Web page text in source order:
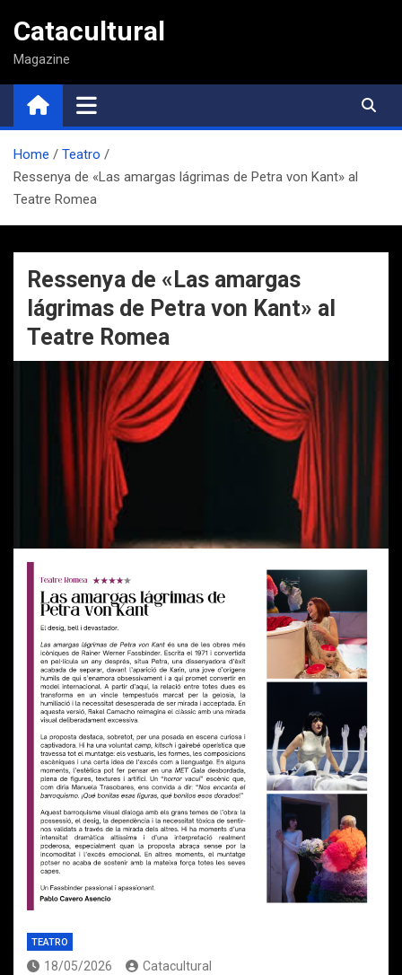
contenido
Catacultural
Magazine
Home
Teatro
Ressenya de «Las amargas lágrimas de Petra von Kant» al
Teatre Romea
Ressenya de «Las amargas
lágrimas de Petra von Kant» al
Teatre Romea
TEATRO
18/05/2026 Catacultural